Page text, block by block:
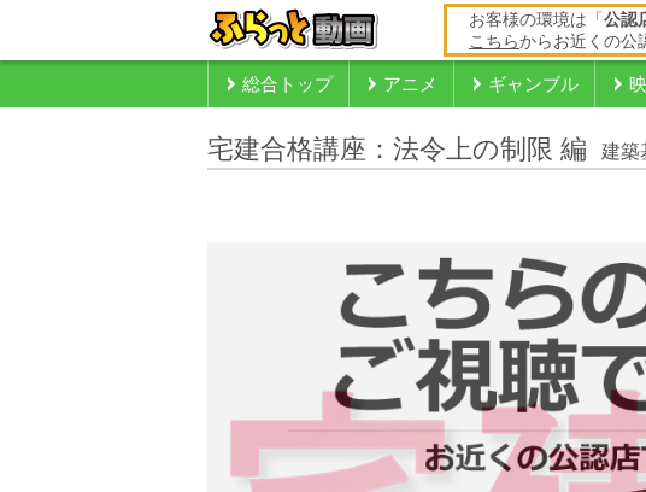
お客様の環境は「 公認
こちらからお近くの公
総合トップ アニメ ギャンブル
宅建合格講座：法令上の制限 編 建築